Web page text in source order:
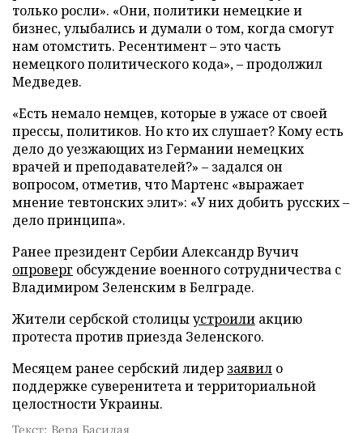
только росли». «Они, политики немецкие и
бизнес, улыбались и думали о том, когда смогут
нам отомстить. Ресентимент – это часть
немецкого политического кода», – продолжил
Медведев.
«Есть немало немцев, которые в ужасе от своей
прессы, политиков. Но кто их слушает? Кому есть
дело до уезжающих из Германии немецких
врачей и преподавателей?» – задался он
вопросом, отметив, что Мартенс «выражает
мнение тевтонских элит»: «У них добить русских –
дело принципа».
Ранее президент Сербии Александр Вучич
опроверг обсуждение военного сотрудничества с
Владимиром Зеленским в Белграде.
Жители сербской столицыустроили акцию
протеста против приезда Зеленского.
Месяцем ранее сербский лидер заявил о
поддержке суверенитета и территориальной
целостности Украины.
Текст: Вера Басилая